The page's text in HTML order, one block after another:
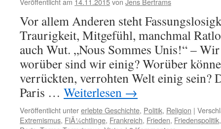
Vor allem Anderen steht
Traurigkeit, Mitgefühl, manchmal
auch Wut. „Nous Sommes Unis!“ –
worüber sind wir einig? Worüber
verrückten, verrohten Welt einig sein?
Paris … Weiterlesen →
Veröffentlicht untererlebte Geschichte, Politik, Religion |
Extremismus, FlÃ¼chtlinge, Frankreich, Frieden, Friedenspolitik